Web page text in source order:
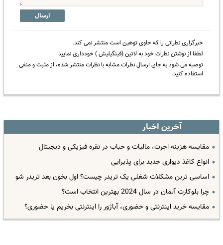
ارسال
خبرگزاری نظراتی را که حاوی توهین است منتشر نمی کند.
لطفا از نوشتن نظرات خود به لاتین (فینگیلیش ) خودداری نمایید
توصیه می شود به جای ارسال نظرات مشابه با نظرات منتشر شده، از مثبت و منفی
استفاده کنید.
آخرین اخبار
مقایسه هزینه اجرت، مالیات و حباب در نقره فیزیکی و دیجیتال
انواع کاغذ دیواری جدید برای پذیرایی
اساسی ترین مشکلات شغلی یک تریدر چیست؟ اول بخون بعد تریدر شو
چرا بلوکارت آلمان در سال 2024 بهترین انتخاب است؟
مقایسه خرید اینترنتی و حضوری، آباژور را اینترنتی بخریم یا حضوری؟